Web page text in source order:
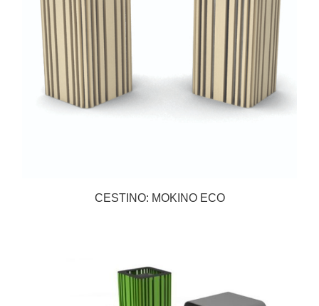
CESTINO: MOKINO ECO